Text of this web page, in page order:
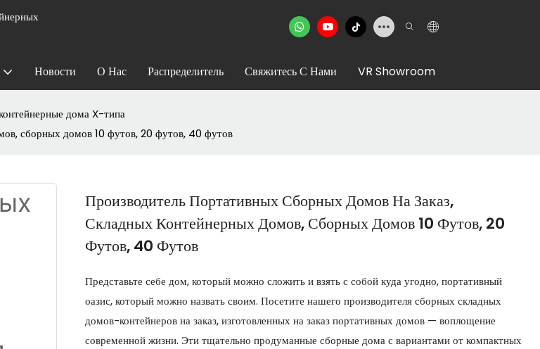
Новости О Нас Распределитель Свяжитесь С Нами VR Showroom
дома X-типа
сборных домов 10 футов, 20 футов, 40 футов
Производитель Портативных Сборных Домов На Заказ,
Складных Контейнерных Домов, Сборных Домов 10 Футов, 20
Футов, 40 Футов
Представьте себе дом, который можно сложить и взять с собой куда угодно, портативный
оазис, который можно назвать своим. Посетите нашего производителя сборных складных
домов-контейнеров на заказ, изготовленных на заказ портативных домов — воплощение
современной жизни. Эти тщательно продуманные сборные дома с вариантами от компактных